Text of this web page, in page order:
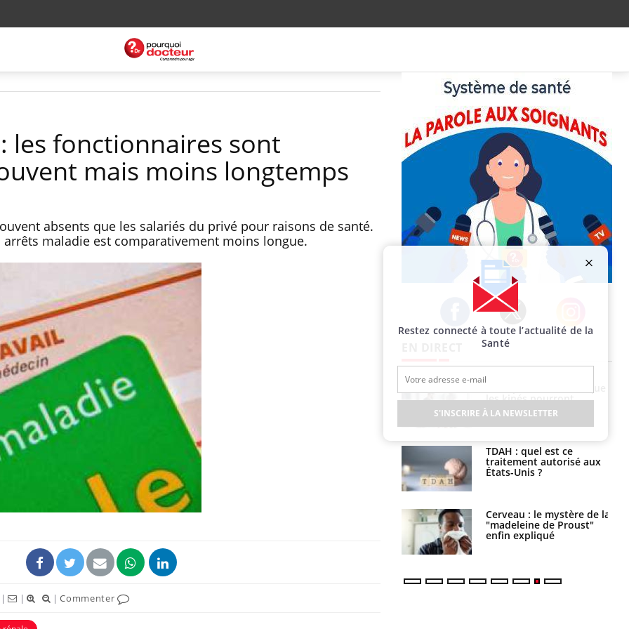
les fonctionnaires sont
mais moins longtemps
absents que les salariés du privé pour raisons de santé.
arrêts maladie est comparativement moins longue.
| | |Commenter
Facebook Twitter Instagram
Le smartphone nuit-il à
l'apprentissage de la
lecture ?
le coma pendant 42 jours
Mordue par un
réflexe essentiel
les kinés pourront
bientôt faire
TDAH : quel est ce
traitement autorisé aux
États-Unis ?
Cerveau : le mystère de la
"madeleine de Proust"
enfin expliqué
Restez connecté à toute l’actualité de la
Santé
S'INSCRIRE À LA NEWSLETTER